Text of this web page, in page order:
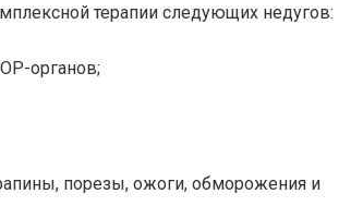
терапии следующих недугов:
органов;
порезы, ожоги, обморожения и